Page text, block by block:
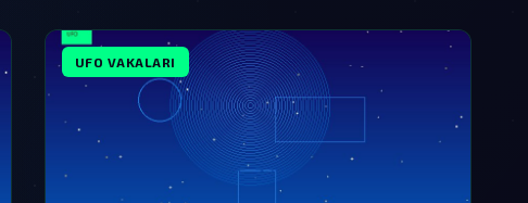
UFO VAKALARI